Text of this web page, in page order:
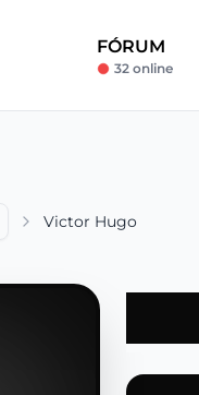
FÓRUM
32 online
Victor Hugo